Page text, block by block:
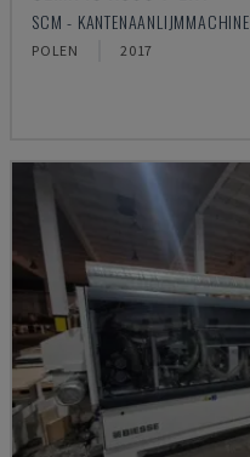
SCM - KANTENAANLIJMMACHINE
POLEN 2017